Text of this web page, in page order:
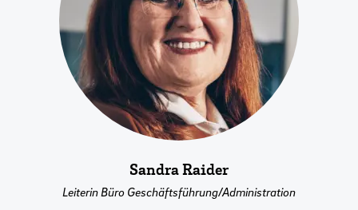
Sandra Raider
Leiterin Büro Geschäftsführung/Administration